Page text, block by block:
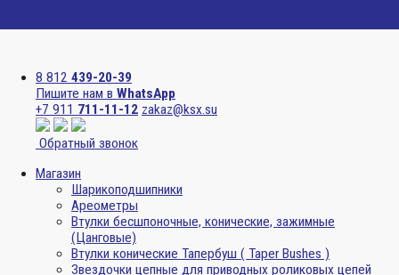
8 812 439-20-39
Пишите нам в WhatsApp
+7 911 711-11-12 zakaz@ksx.su
Обратный звонок
Магазин
Шарикоподшипники
Ареометры
Втулки бесшпоночные, конические, зажимные
(Цанговые)
Втулки конические Тапербуш ( Taper Bushes )
Звездочки цепные для приводных роликовых цепей